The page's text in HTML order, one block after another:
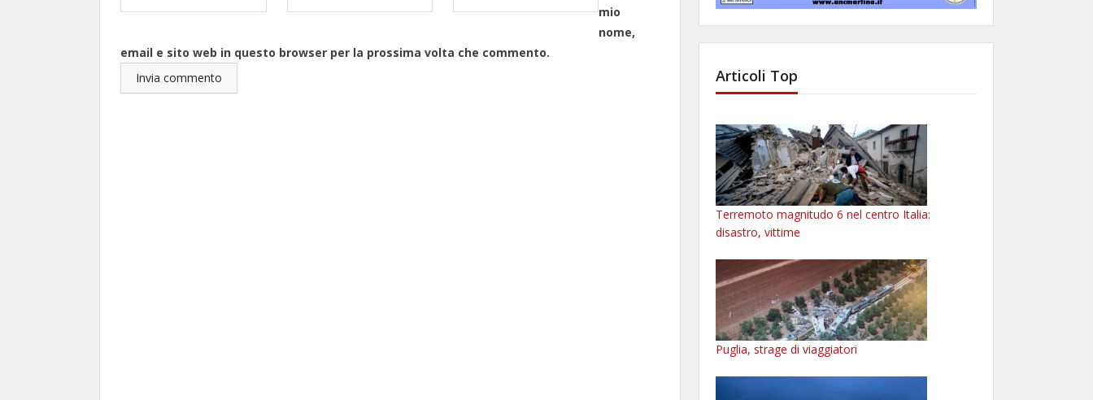
mio
nome,
email e sito web in questo browser per la prossima volta che commento.
Articoli Top
Terremoto magnitudo 6 nel centro Italia:
disastro, vittime
Puglia, strage di viaggiatori